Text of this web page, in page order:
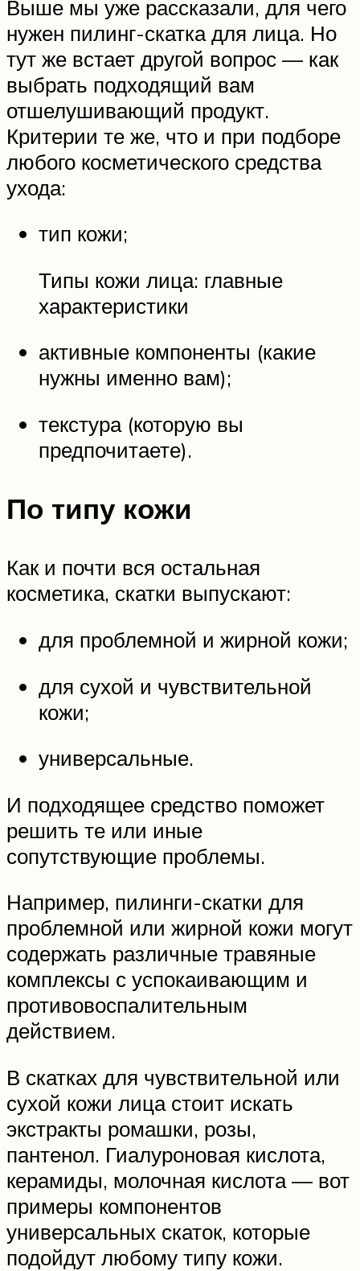
Выше мы уже рассказали, для чего
нужен пилинг-скатка для лица. Но
тут же встает другой вопрос — как
выбрать подходящий вам
отшелушивающий продукт.
Критерии те же, что и при подборе
любого косметического средства
ухода:
тип кожи;
Типы кожи лица: главные
характеристики
активные компоненты (какие
нужны именно вам);
текстура (которую вы
предпочитаете).
По типу кожи
Как и почти вся остальная
косметика, скатки выпускают:
для проблемной и жирной кожи;
для сухой и чувствительной
кожи;
универсальные.
И подходящее средство поможет
решить те или иные
сопутствующие проблемы.
Например, пилинги-скатки для
проблемной или жирной кожи могут
содержать различные травяные
комплексы с успокаивающим и
противовоспалительным
действием.
В скатках для чувствительной или
сухой кожи лица стоит искать
экстракты ромашки, розы,
пантенол. Гиалуроновая кислота,
керамиды, молочная кислота — вот
примеры компонентов
универсальных скаток, которые
подойдут любому типу кожи.